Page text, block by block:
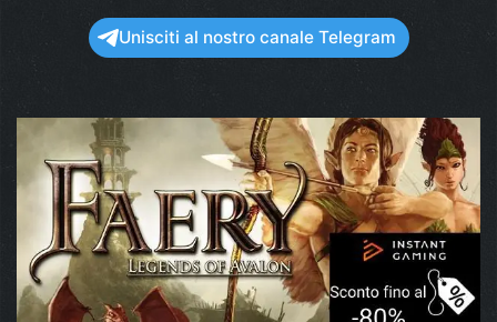
Unisciti al nostro canale Telegram